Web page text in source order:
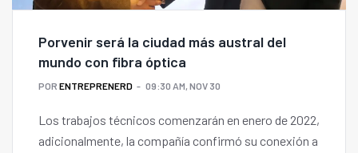
Porvenir será la ciudad más austral del
mundo con fibra óptica
POR ENTREPRENERD 09:30 AM, NOV 30
Los trabajos técnicos comenzarán en enero de 2022,
adicionalmente, la compañía confirmó su conexión a